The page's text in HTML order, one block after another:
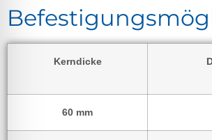
Kerndicke
60 mm